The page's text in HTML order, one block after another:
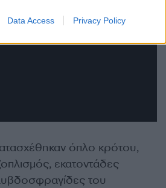
Data Access Privacy Policy
όπλο κρότου,
εκατοντάδες
του